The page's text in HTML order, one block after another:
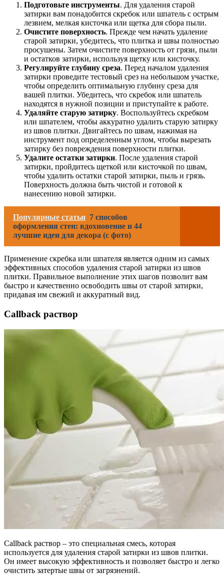
Подготовьте инструменты. Для удаления старой
затирки вам понадобится скребок или шпатель с острым
лезвием, мелкая кисточка или щетка для сбора пыли.
Очистите поверхность. Прежде чем начать удаление
старой затирки, убедитесь, что плитка и швы полностью
просушены. Затем очистите поверхность от грязи, пыли
и остатков затирки, используя щетку или кисточку.
Регулируйте глубину среза. Перед началом удаления
затирки проведите тестовый срез на небольшом участке,
чтобы определить оптимальную глубину среза для
вашей плитки. Убедитесь, что скребок или шпатель
находятся в нужной позиции и приступайте к работе.
Удаляйте старую затирку. Воспользуйтесь скребком
или шпателем, чтобы аккуратно удалить старую затирку
из швов плитки. Двигайтесь по швам, нажимая на
инструмент под определенным углом, чтобы вырезать
затирку без повреждения поверхности плитки.
Удалите остатки затирки. После удаления старой
затирки, пройдитесь щеткой или кисточкой по швам,
чтобы удалить остатки старой затирки, пыль и грязь.
Поверхность должна быть чистой и готовой к
нанесению новой затирки.
Популярные статьи 7 способов
оформления стен: вдохновение и 44
лучшие идеи для декора (с фото)
Применение скребка или шпателя является одним из самых
эффективных способов удаления старой затирки из швов
плитки. Правильное выполнение этих шагов позволит вам
быстро и качественно освободить швы от старой затирки,
придавая им свежий и аккуратный вид.
Callback раствор
Callback раствор – это специальная смесь, которая
используется для удаления старой затирки из швов плитки.
Он имеет высокую эффективность и позволяет быстро и легко
очистить затертые швы от загрязнений.